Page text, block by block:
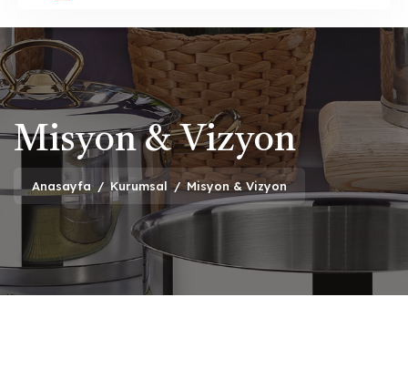
Misyon & Vizyon
Anasayfa / Kurumsal / Misyon & Vizyon